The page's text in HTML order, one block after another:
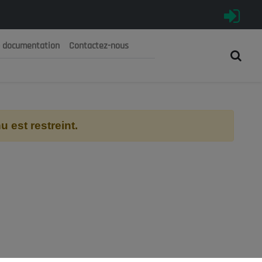
الجزائرية الديمقراطية الشعبية
documentation Contactez-nous
est restreint.